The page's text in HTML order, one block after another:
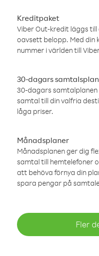
Kreditpaket
Viber Out-kredit läggs
oavsett belopp. Med din
nummer i världen till
30-dagars
30-dagars
samtal till din valfria
låga priser.
Månadsplaner
Månadsplanen ger dig
samtal till hemtelefoner
att behöva förnya din
spara pengar på
Fler